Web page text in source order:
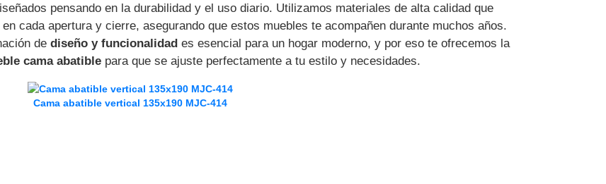
pensando en la durabilidad y el uso diario. Utilizamos materiales de alta calidad que
cada apertura y cierre, asegurando que estos muebles te acompañen durante muchos años.
de diseño y funcionalidad es esencial para un hogar moderno, y por eso te ofrecemos la
cama abatible para que se ajuste perfectamente a tu estilo y necesidades.
Cama abatible vertical 135x190 MJC-414